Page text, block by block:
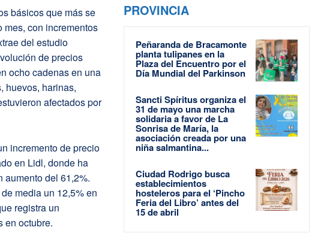
básicos que más se
con incrementos
del estudio
de precios
ocho cadenas en una
huevos, harinas,
afectados por
incremento de precio
en Lidl, donde ha
aumento del 61,2%.
media un 12,5% en
registra un
en octubre.
PROVINCIA
Peñaranda de Bracamonte
planta tulipanes en la
Plaza del Encuentro por el
Día Mundial del Parkinson
Sancti Spíritus organiza el
31 de mayo una marcha
solidaria a favor de La
Sonrisa de María, la
asociación creada por una
niña salmantina...
Ciudad Rodrigo busca
establecimientos
hosteleros para el ‘Pincho
Feria del Libro’ antes del
15 de abril